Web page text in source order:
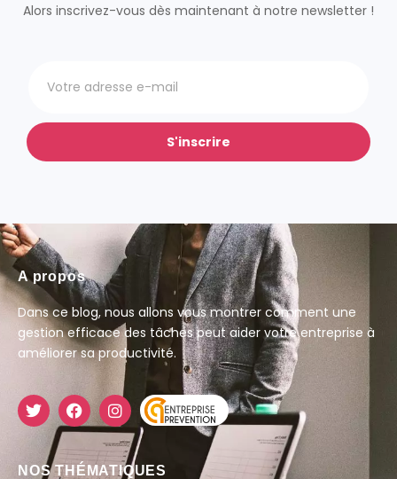
Alors inscrivez-vous dès maintenant à notre newsletter !
S'inscrire
A propos
Dans ce blog, nous allons vous montrer comment une
gestion efficace des tâches peut aider votre entreprise à
améliorer sa productivité.
NOS THÉMATIQUES